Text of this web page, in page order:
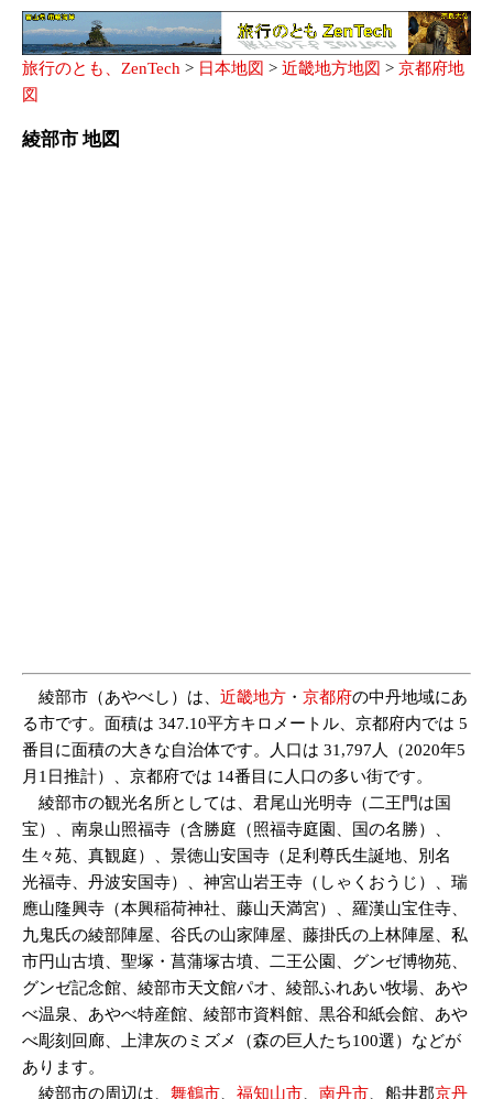
旅行のとも、ZenTech > 日本地図 > 近畿地方地図 > 京都府地
図
綾部市 地図
綾部市（あやべし）は、 近畿地方 ・ 京都府の中丹地域にあ
る市です。面積は 347.10平方キロメートル、京都府内では 5
番目に面積の大きな自治体です。人口は 31,797人（2020年5
月1日推計）、京都府では 14番目に人口の多い街です。
綾部市の観光名所としては、君尾山光明寺（二王門は国
宝）、南泉山照福寺（含勝庭（照福寺庭園、国の名勝）、
生々苑、真観庭）、景徳山安国寺（足利尊氏生誕地、別名
光福寺、丹波安国寺）、神宮山岩王寺（しゃくおうじ）、瑞
應山隆興寺（本興稲荷神社、藤山天満宮）、羅漢山宝住寺、
九鬼氏の綾部陣屋、谷氏の山家陣屋、藤掛氏の上林陣屋、私
市円山古墳、聖塚・菖蒲塚古墳、二王公園、グンゼ博物苑、
グンゼ記念館、綾部市天文館パオ、綾部ふれあい牧場、あや
べ温泉、あやべ特産館、綾部市資料館、黒谷和紙会館、あや
べ彫刻回廊、上津灰のミズメ（森の巨人たち100選）などが
あります。
綾部市の周辺は、 舞鶴市 福知山市 南丹市 、船井郡京丹